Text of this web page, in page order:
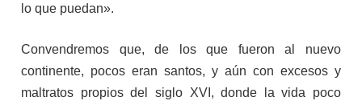
lo que puedan».
Convendremos que, de los que fueron al nuevo
continente, pocos eran santos, y aún con excesos y
maltratos propios del siglo XVI, donde la vida poco